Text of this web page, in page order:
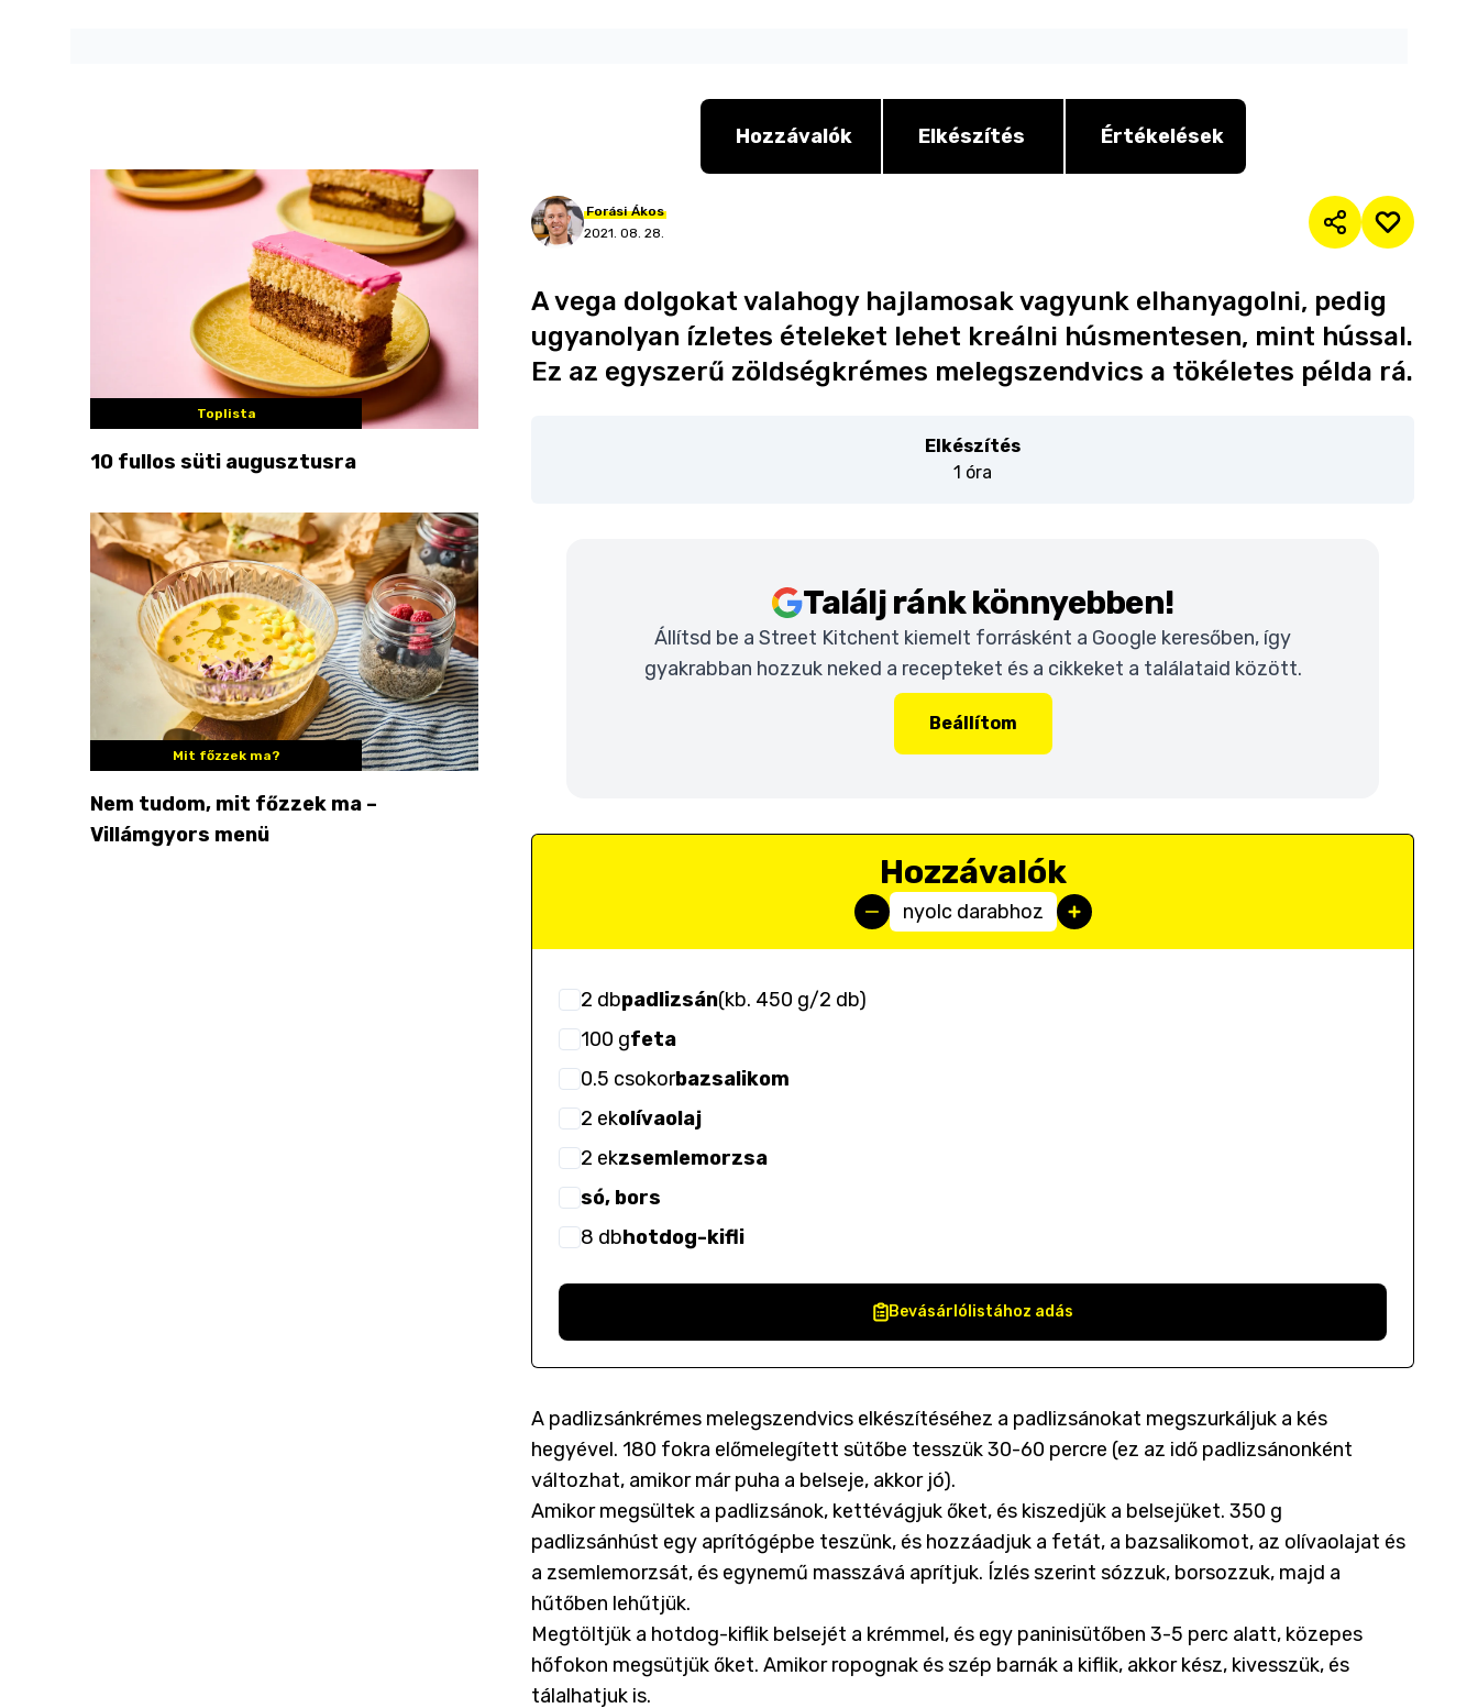
Toplista
10 fullos süti augusztusra
Mit főzzek ma?
Nem tudom, mit főzzek ma –
Villámgyors menü
Hozzávalók Elkészítés Értékelések
Forási Ákos
2021. 08. 28.
A vega dolgokat valahogy hajlamosak vagyunk elhanyagolni, pedig
ugyanolyan ízletes ételeket lehet kreálni húsmentesen, mint hússal.
Ez az egyszerű zöldségkrémes melegszendvics a tökéletes példa rá.
Elkészítés
1 óra
Találj ránk könnyebben!
Állítsd be a Street Kitchent kiemelt forrásként a Google keresőben, így
gyakrabban hozzuk neked a recepteket és a cikkeket a találataid között.
Beállítom
Hozzávalók
nyolc darabhoz
2 dbpadlizsán(kb. 450 g/2 db)
100 gfeta
0.5 csokorbazsalikom
2 ekolívaolaj
2 ekzsemlemorzsa
só, bors
8 dbhotdog-kifli
Bevásárlólistához adás
A padlizsánkrémes melegszendvics elkészítéséhez a padlizsánokat megszurkáljuk a kés
hegyével. 180 fokra előmelegített sütőbe tesszük 30-60 percre (ez az idő padlizsánonként
változhat, amikor már puha a belseje, akkor jó).
Amikor megsültek a padlizsánok, kettévágjuk őket, és kiszedjük a belsejüket. 350 g
padlizsánhúst egy aprítógépbe teszünk, és hozzáadjuk a fetát, a bazsalikomot, az olívaolajat és
a zsemlemorzsát, és egynemű masszává aprítjuk. Ízlés szerint sózzuk, borsozzuk, majd a
hűtőben lehűtjük.
Megtöltjük a hotdog-kiflik belsejét a krémmel, és egy paninisütőben 3-5 perc alatt, közepes
hőfokon megsütjük őket. Amikor ropognak és szép barnák a kiflik, akkor kész, kivesszük, és
tálalhatjuk is.